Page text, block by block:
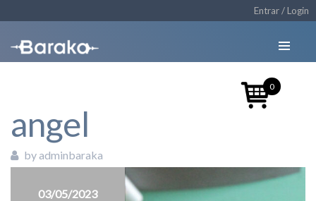
Entrar / Login
angel
by adminbaraka
03/05/2023
0